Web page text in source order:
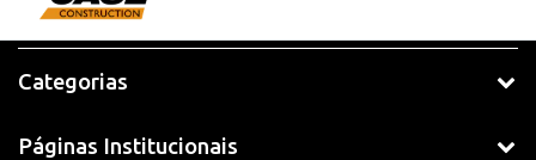
Categorias
Páginas Institucionais